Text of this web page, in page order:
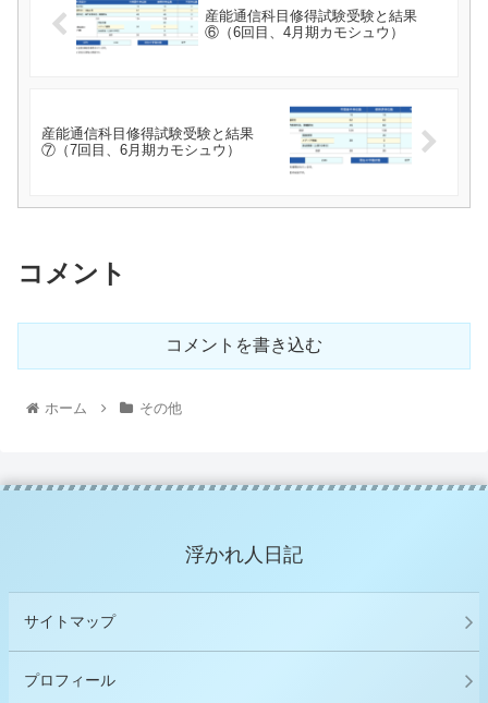
産能通信科目修得試験受験と結果
⑥（6回目、4月期カモシュウ）
産能通信科目修得試験受験と結果
⑦（7回目、6月期カモシュウ）
コメント
コメントを書き込む
ホーム その他
浮かれ人日記
サイトマップ
プロフィール